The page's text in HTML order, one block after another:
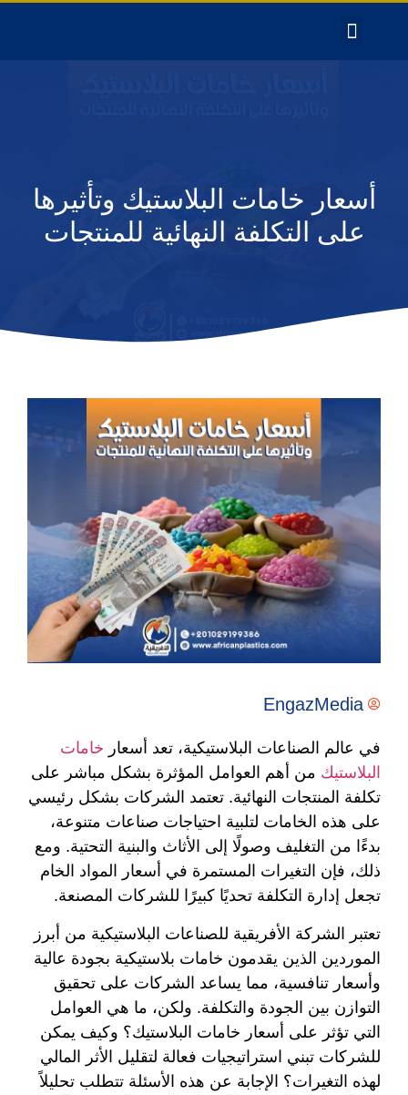
أسعار خامات البلاستيك وتأثيرها
على التكلفة النهائية للمنتجات
EngazMedia
في عالم الصناعات البلاستيكية، تعد أسعار خامات
البلاستيك من أهم العوامل المؤثرة بشكل مباشر على
تكلفة المنتجات النهائية. تعتمد الشركات بشكل رئيسي
على هذه الخامات لتلبية احتياجات صناعات متنوعة،
بدءًا من التغليف وصولًا إلى الأثاث والبنية التحتية. ومع
ذلك، فإن التغيرات المستمرة في أسعار المواد الخام
تجعل إدارة التكلفة تحديًا كبيرًا للشركات المصنعة.
تعتبر الشركة الأفريقية للصناعات البلاستيكية من أبرز
الموردين الذين يقدمون خامات بلاستيكية بجودة عالية
وأسعار تنافسية، مما يساعد الشركات على تحقيق
التوازن بين الجودة والتكلفة. ولكن، ما هي العوامل
التي تؤثر على أسعار خامات البلاستيك؟ وكيف يمكن
للشركات تبني استراتيجيات فعالة لتقليل الأثر المالي
لهذه التغيرات؟ الإجابة عن هذه الأسئلة تتطلب تحليلاً